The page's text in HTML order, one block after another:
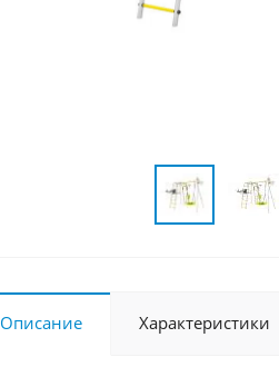
Описание Характеристики